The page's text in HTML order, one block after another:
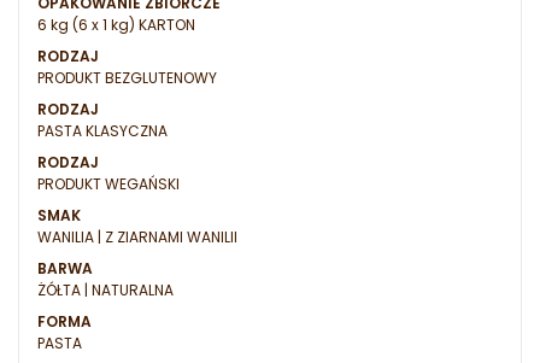
6 kg (6 x 1 kg) KARTON
RODZAJ
PRODUKT BEZGLUTENOWY
RODZAJ
PASTA KLASYCZNA
RODZAJ
PRODUKT WEGAŃSKI
SMAK
WANILIA | Z ZIARNAMI WANILII
BARWA
ŻÓŁTA | NATURALNA
FORMA
PASTA